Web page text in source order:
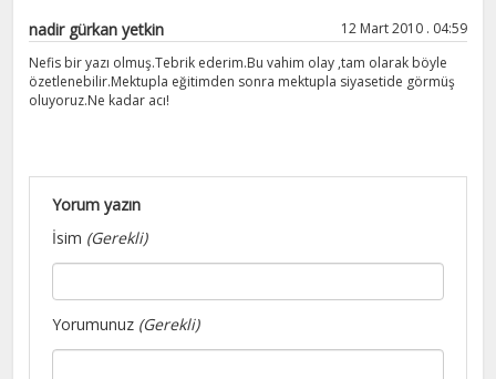
nadir gürkan yetkin
12 Mart 2010 . 04:59
Nefis bir yazı olmuş.Tebrik ederim.Bu vahim olay ,tam olarak böyle
özetlenebilir.Mektupla eğitimden sonra mektupla siyasetide görmüş
oluyoruz.Ne kadar acı!
Yorum yazın
İsim (Gerekli)
Yorumunuz (Gerekli)